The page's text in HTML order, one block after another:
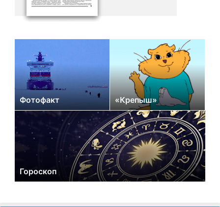
Фотофакт «Крепыш»
Гороскоп